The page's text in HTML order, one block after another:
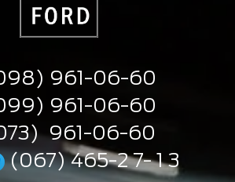
961-06-60
961-06-60
961-06-60
(067) 465-2 7- 1 3